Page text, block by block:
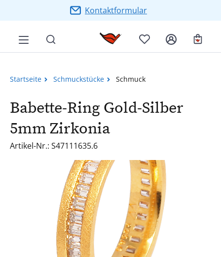
Zum Hauptinhalt springenKontaktformular
Startseite Schmuckstücke Schmuck
Babette-Ring Gold-Silber
5mm Zirkonia
Artikel-Nr.: S47111635.6
Bildergalerie überspringen